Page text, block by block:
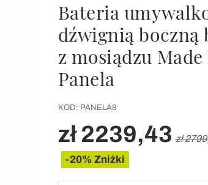
Bateria
dźwignią boczną
z mosiądzu
Panela
KOD: PANELA8
zł 2239,43 zł
-20% Zniżki